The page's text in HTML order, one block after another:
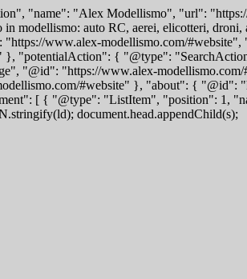
"name": "Alex Modellismo", "url":
modellismo: auto RC, aerei, elicotteri, droni,
www.alex-modellismo.com/#website",
}, "potentialAction": { "@type":
"@id": "https://www.alex-
#website" }, "about": { "@id":
[ { "@type": "ListItem", "position": 1,
document.head.appendChild(s);